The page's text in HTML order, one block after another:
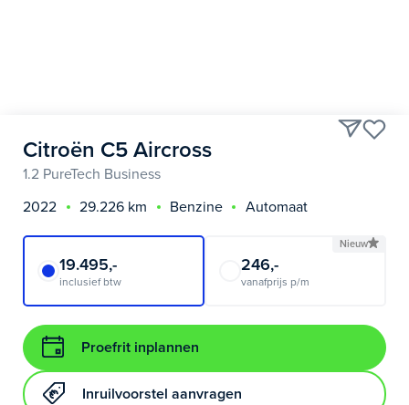
Citroën C5 Aircross
1.2 PureTech Business
2022
29.226 km Benzine Automaat
19.495,-
inclusief btw
Nieuw
246,-
vanafprijs p/m
Proefrit inplannen
Inruilvoorstel aanvragen